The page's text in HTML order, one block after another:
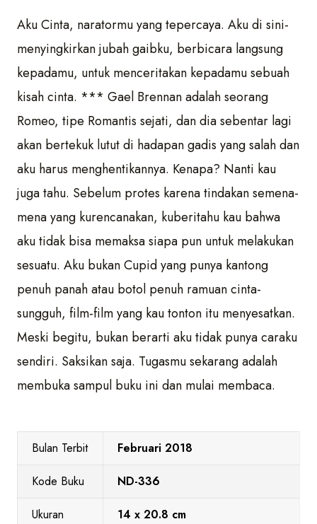
Aku Cinta, naratormu yang tepercaya. Aku di sini-
menyingkirkan jubah gaibku, berbicara langsung
kepadamu, untuk menceritakan kepadamu sebuah
kisah cinta. *** Gael Brennan adalah seorang
Romeo, tipe Romantis sejati, dan dia sebentar lagi
akan bertekuk lutut di hadapan gadis yang salah dan
aku harus menghentikannya. Kenapa? Nanti kau
juga tahu. Sebelum protes karena tindakan semena-
mena yang kurencanakan, kuberitahu kau bahwa
aku tidak bisa memaksa siapa pun untuk melakukan
sesuatu. Aku bukan Cupid yang punya kantong
penuh panah atau botol penuh ramuan cinta-
sungguh, film-film yang kau tonton itu menyesatkan.
Meski begitu, bukan berarti aku tidak punya caraku
sendiri. Saksikan saja. Tugasmu sekarang adalah
membuka sampul buku ini dan mulai membaca.
Bulan Terbit Februari 2018
Kode Buku ND-336
Ukuran 14 x 20.8 cm